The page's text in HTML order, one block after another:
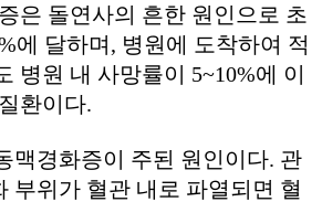
은 돌연사의 흔한 원인으로 초
에 달하며, 병원에 도착하여 적
병원 내 사망률이 5~10%에 이
환이다.
맥경화증이 주된 원인이다. 관
부위가 혈관 내로 파열되면 혈